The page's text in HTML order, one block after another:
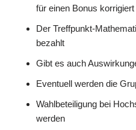
für einen Bonus
Der Treffpunkt-
bezahlt
Gibt es auch
Eventuell werden die
Wahlbeteiligung bei
werden